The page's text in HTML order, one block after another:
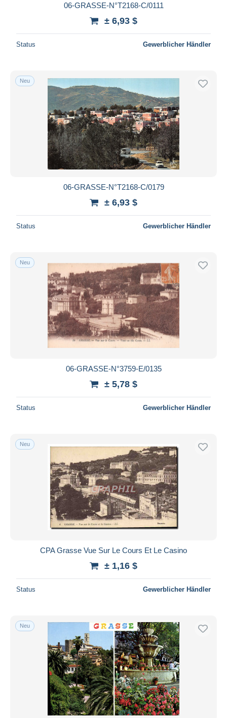
06-GRASSE-N°T2168-C/0111
± 6,93 $
Status Gewerblicher Händler
Neu
06-GRASSE-N°T2168-C/0179
± 6,93 $
Status Gewerblicher Händler
Neu
06-GRASSE-N°3759-E/0135
± 5,78 $
Status Gewerblicher Händler
Neu
CPA Grasse Vue Sur Le Cours Et Le Casino
± 1,16 $
Status Gewerblicher Händler
Neu